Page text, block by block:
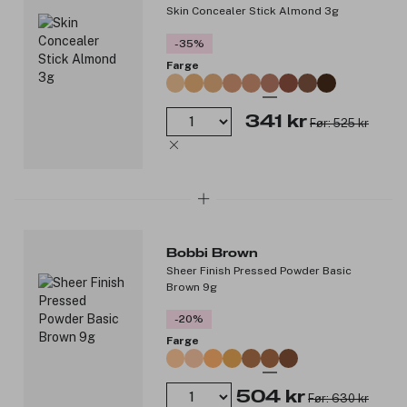
Passer for alle hudtyper, også sensitiv hud.
Resultater:
96 % opplever at huden ser mer levende ut etter 1 uke*.
Huden fremstår friskere og mer strålende etter 2 uker**.
94 % viser forbedret fuktighetsnivå i huden.
96 % viser forbedret styrke i hudens fuktbarriere***.
*Klinisk test på 27 kvinner etter 2 uker.
3348161
Skin Concealer Stick Almond 3g
-35%
Farge
341 kr Før: 525 kr
Bobbi Brown
Sheer Finish Pressed Powder Basic
Brown 9g
-20%
Farge
504 kr Før: 630 kr